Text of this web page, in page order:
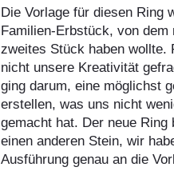
Die Vorlage für diesen Ring
Familien-Erbstück, von dem
zweites Stück haben wollte.
nicht unsere Kreativität
ging darum, eine möglichst
erstellen, was uns nicht
gemacht hat. Der neue Ring
einen anderen Stein, wir
Ausführung genau an die